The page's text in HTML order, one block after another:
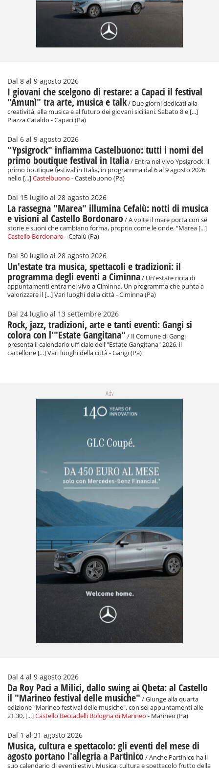
Dal 8 al 9 agosto 2026
I giovani che scelgono di restare: a Capaci il festival
"Amunì" tra arte, musica e talk/ Due giorni dedicati alla
creatività, alla musica e al futuro dei giovani siciliani. Sabato 8 e [...]
Piazza Cataldo - Capaci (Pa)
Dal 6 al 9 agosto 2026
"Ypsigrock" infiamma Castelbuono: tutti i nomi del
primo boutique festival in Italia/ Entra nel vivo Ypsigrock, il
primo boutique festival in Italia, in programma dal 6 al 9 agosto 2026
nello [...]Castelbuono - Castelbuono (Pa)
Dal 15 luglio al 28 agosto 2026
La rassegna "Marea" illumina Cefalù: notti di musica
e visioni al Castello Bordonaro/ A volte il mare porta con sé
storie e suoni che cambiano forma, proprio come le onde. “Marea [...]
Castello Bordonaro - Cefalù (Pa)
Dal 30 luglio al 28 agosto 2026
Un'estate tra musica, spettacoli e tradizioni: il
programma degli eventi a Ciminna/ Un'estate ricca di
appuntamenti entra nel vivo a Ciminna. Un programma che punta a
valorizzare il [...] Vari luoghi della città - Ciminna (Pa)
Dal 24 luglio al 13 settembre 2026
Rock, jazz, tradizioni, arte e tanti eventi: Gangi si
colora con l'"Estate Gangitana" / Il Comune di Gangi
presenta il calendario ufficiale dell'"Estate Gangitana" 2026, il
cartellone [...] Vari luoghi della città - Gangi (Pa)
Adv
Dal 4 al 9 agosto 2026
Da Roy Paci a Milici, dallo swing ai Qbeta: al Castello
il "Marineo festival delle musiche" / Giunge alla quarta
edizione "Marineo festival delle musiche", con sei appuntamenti alle
21.30, [...]Castello Beccadelli Bologna di Marineo - Marineo (Pa)
Dal 1 al 31 agosto 2026
Musica, cultura e spettacolo: gli eventi del mese di
agosto portano l'allegria a Partinico/ Anche Partinico ha il
suo calendario di eventi estivi. Musica, cultura e spettacolo frutto della